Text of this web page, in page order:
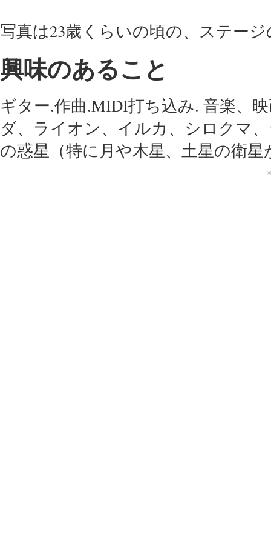
写真は23歳くらいの頃の、ステー
興味のあること
ギター.作曲.MIDI打ち込み. 音楽、
ダ、ライオン、イルカ、シロクマ
の惑星（特に月や木星、土星の衛星